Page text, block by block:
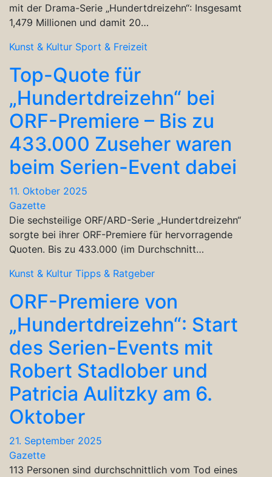
mit der Drama-Serie „Hundertdreizehn“: Insgesamt
1,479 Millionen und damit 20…
Kunst & Kultur Sport & Freizeit
Top-Quote für
„Hundertdreizehn“ bei
ORF-Premiere – Bis zu
433.000 Zuseher waren
beim Serien-Event dabei
11. Oktober 2025
Gazette
Die sechsteilige ORF/ARD-Serie „Hundertdreizehn“
sorgte bei ihrer ORF-Premiere für hervorragende
Quoten. Bis zu 433.000 (im Durchschnitt…
Kunst & Kultur Tipps & Ratgeber
ORF-Premiere von
„Hundertdreizehn“: Start
des Serien-Events mit
Robert Stadlober und
Patricia Aulitzky am 6.
Oktober
21. September 2025
Gazette
113 Personen sind durchschnittlich vom Tod eines